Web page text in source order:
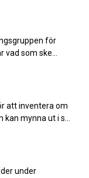
för
som ske…
att inventera om
mynna ut i s…
under